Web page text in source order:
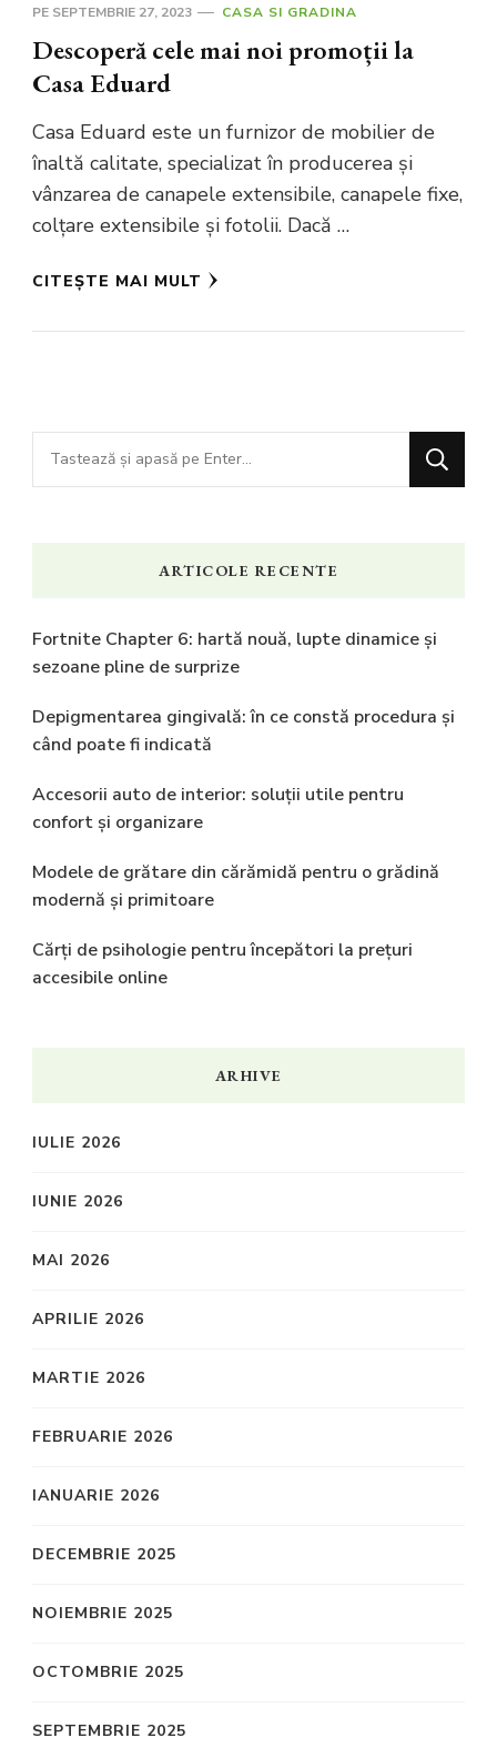
PE SEPTEMBRIE 27, 2023 CASA SI GRADINA
Descoperă cele mai noi promoții la
Casa Eduard
Casa Eduard este un furnizor de mobilier de
înaltă calitate, specializat în producerea și
vânzarea de canapele extensibile, canapele fixe,
colțare extensibile și fotolii. Dacă …
CITEȘTE MAI MULT
Cauți
ceva?
ARTICOLE RECENTE
Fortnite Chapter 6: hartă nouă, lupte dinamice și
sezoane pline de surprize
Depigmentarea gingivală: în ce constă procedura și
când poate fi indicată
Accesorii auto de interior: soluții utile pentru
confort și organizare
Modele de grătare din cărămidă pentru o grădină
modernă și primitoare
Cărți de psihologie pentru începători la prețuri
accesibile online
ARHIVE
IULIE 2026
IUNIE 2026
MAI 2026
APRILIE 2026
MARTIE 2026
FEBRUARIE 2026
IANUARIE 2026
DECEMBRIE 2025
NOIEMBRIE 2025
OCTOMBRIE 2025
SEPTEMBRIE 2025